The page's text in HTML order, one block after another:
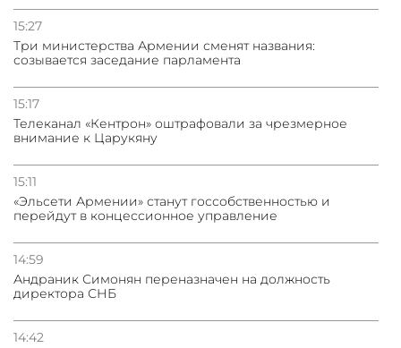
15:27
Три министерства Армении сменят названия:
созывается заседание парламента
15:17
Телеканал «Кентрон» оштрафовали за чрезмерное
внимание к Царукяну
15:11
«Эльсети Армении» станут госсобственностью и
перейдут в концессионное управление
14:59
Андраник Симонян переназначен на должность
директора СНБ
14:42